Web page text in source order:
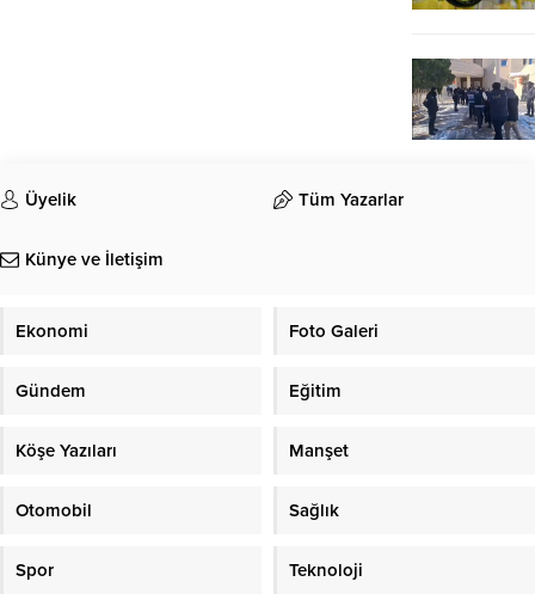
Üyelik Tüm Yazarlar
Künye ve İletişim
Ekonomi Foto Galeri
Gündem Eğitim
Köşe Yazıları Manşet
Otomobil Sağlık
Spor Teknoloji